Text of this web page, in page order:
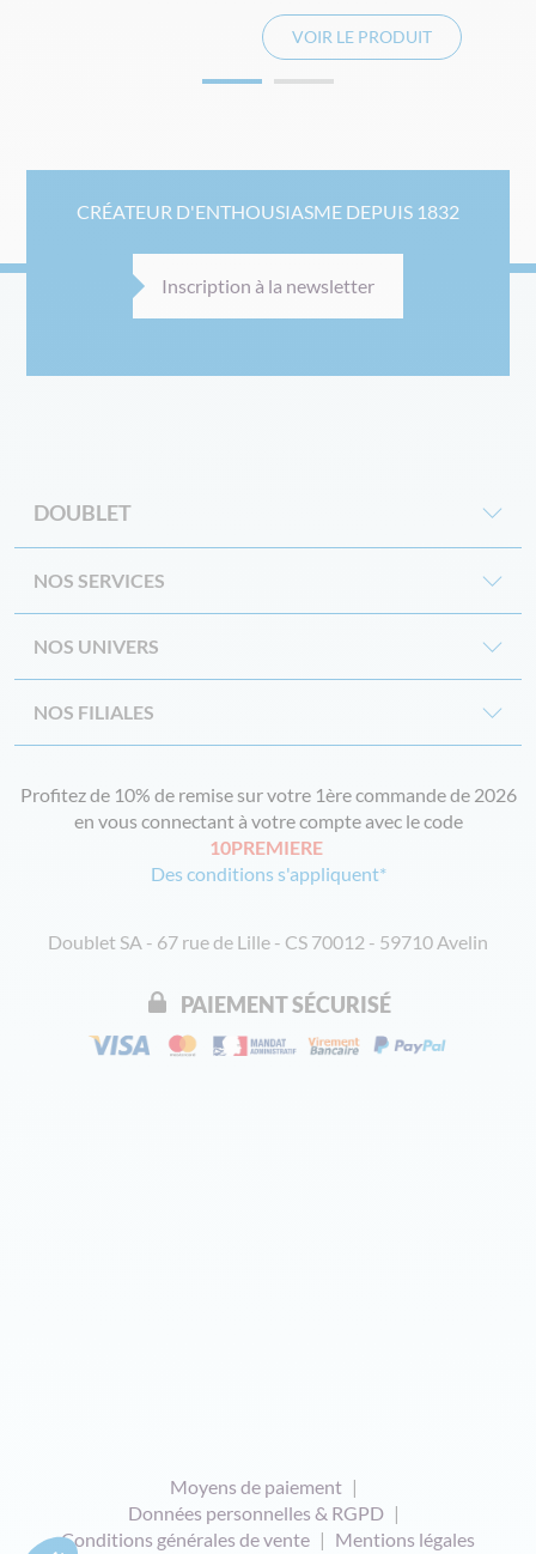
VOIR LE PRODUIT
CRÉATEUR D'ENTHOUSIASME DEPUIS 1832
Inscription à la newsletter
DOUBLET
NOS SERVICES
NOS UNIVERS
NOS FILIALES
Profitez de 10% de remise sur votre 1ère commande de 2026
en vous connectant à votre compte avec le code
10PREMIERE
Des conditions s'appliquent*
Doublet SA - 67 rue de Lille - CS 70012 - 59710 Avelin
PAIEMENT SÉCURISÉ
Moyens de paiement
Données personnelles & RGPD
Conditions générales de vente
Mentions légales